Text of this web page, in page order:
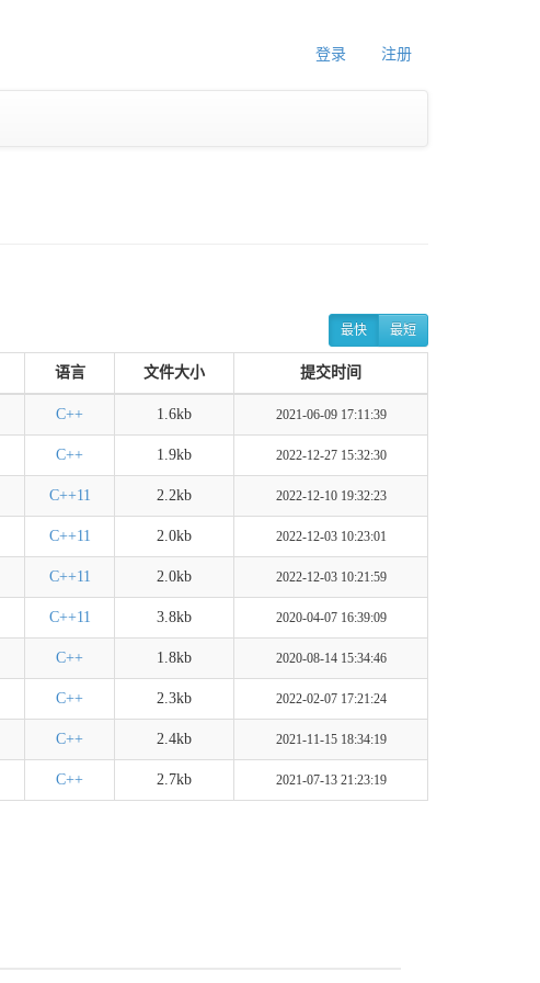
登录 注册
最快 最短
语言 文件大小 提交时间
C++ 1.6kb 2021-06-09 17:11:39
C++ 1.9kb 2022-12-27 15:32:30
C++11 2.2kb 2022-12-10 19:32:23
C++11 2.0kb 2022-12-03 10:23:01
C++11 2.0kb 2022-12-03 10:21:59
C++11 3.8kb 2020-04-07 16:39:09
C++ 1.8kb 2020-08-14 15:34:46
C++ 2.3kb 2022-02-07 17:21:24
C++ 2.4kb 2021-11-15 18:34:19
C++ 2.7kb 2021-07-13 21:23:19